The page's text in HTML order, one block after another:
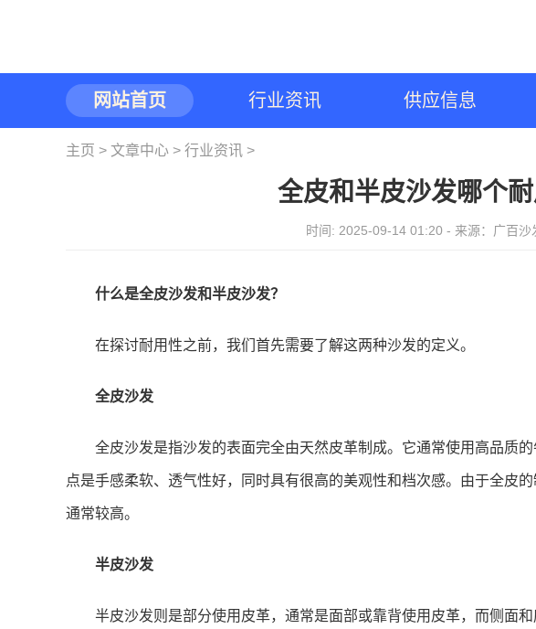
网站首页 行业资讯 供应信息
主页 > 文章中心 > 行业资讯 >
全皮和半皮沙发哪个
时间: 2025-09-14 01:20 - 来源：广百沙
什么是全皮沙发和半皮沙发？
在探讨耐用性之前，我们首先需要了解这两种沙发的定义。
全皮沙发
全皮沙发是指沙发的表面完全由天然皮革制成。它通常使用高品质
点是手感柔软、透气性好，同时具有很高的美观性和档次感。由于全皮
通常较高。
半皮沙发
半皮沙发则是部分使用皮革，通常是面部或靠背使用皮革，而侧面